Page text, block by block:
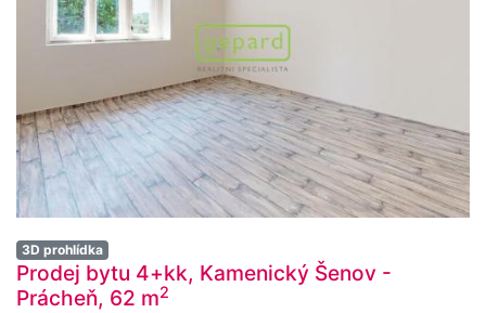
3D prohlídka
Prodej bytu 4+kk, Kamenický Šenov -
Prácheň, 62 m2